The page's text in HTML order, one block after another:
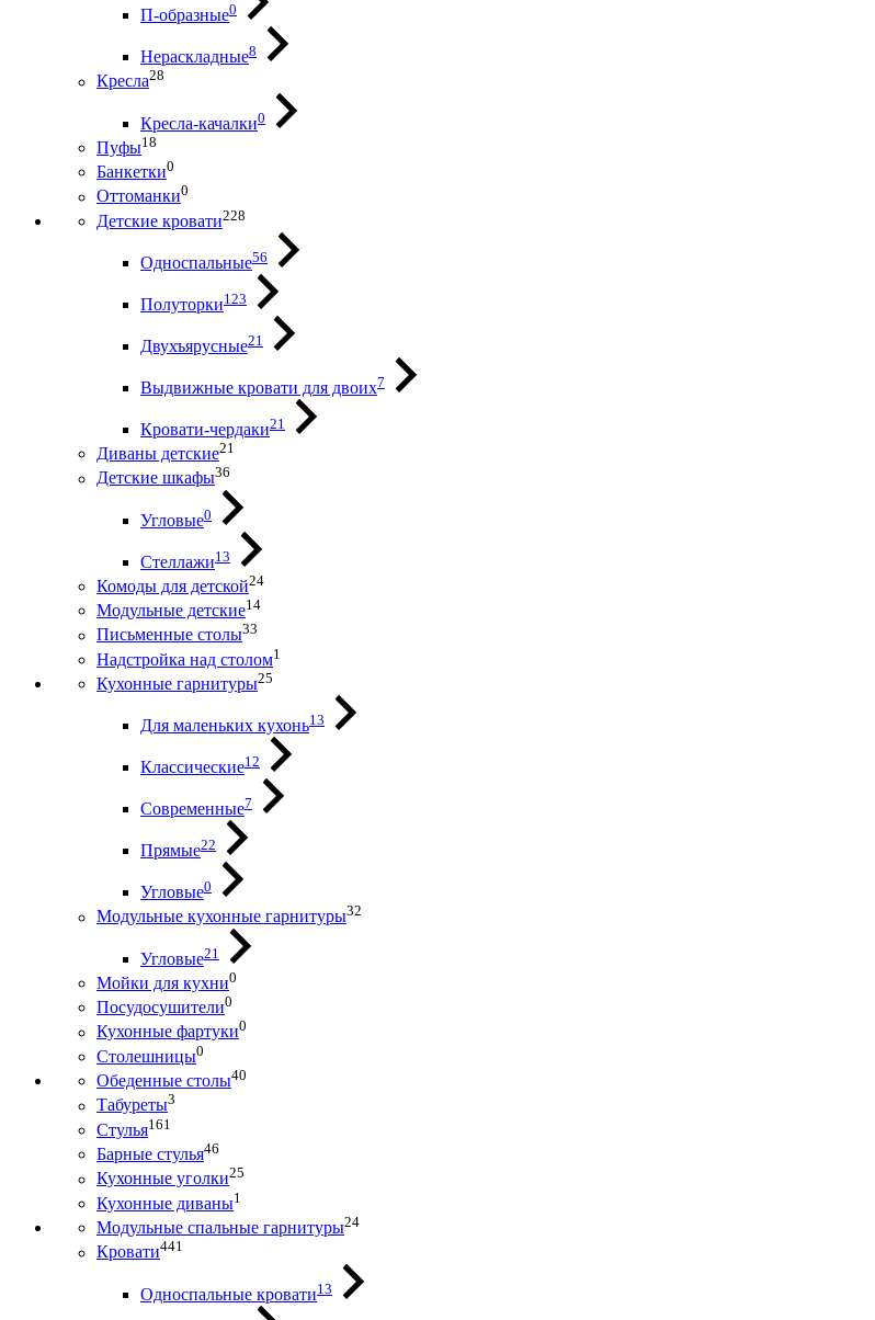
П-образные0
Нераскладные8
Кресла28
Кресла-качалки0
Пуфы18
Банкетки0
Оттоманки0
Детские кровати228
Односпальные56
Полуторки123
Двухъярусные21
Выдвижные кровати для двоих7
Кровати-чердаки21
Диваны детские21
Детские шкафы36
Угловые0
Стеллажи13
Комоды для детской24
Модульные детские14
Письменные столы33
Надстройка над столом1
Кухонные гарнитуры25
Для маленьких кухонь13
Классические12
Современные7
Прямые22
Угловые0
Модульные кухонные гарнитуры32
Угловые21
Мойки для кухни0
Посудосушители0
Кухонные фартуки0
Столешницы0
Обеденные столы40
Табуреты3
Стулья161
Барные стулья46
Кухонные уголки25
Кухонные диваны1
Модульные спальные гарнитуры24
Кровати441
Односпальные кровати13